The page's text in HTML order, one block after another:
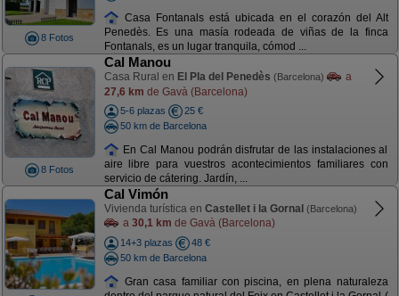
8 Fotos
Casa Fontanals está ubicada en el corazón del Alt
Penedès. Es una masía rodeada de viñas de la finca
Fontanals, es un lugar tranquila, cómod ...
8 Fotos
Cal Manou
Casa Rural en El Pla del Penedès (Barcelona)
a
27,6 km de Gavà (Barcelona)
5-6 plazas
25 €
50 km de Barcelona
En Cal Manou podrán disfrutar de las instalaciones al
aire libre para vuestros acontecimientos familiares con
servicio de cátering. Jardín, ...
Cal Vimón
Vivienda turística en Castellet i la Gornal (Barcelona)
a 30,1 km de Gavà (Barcelona)
14+3 plazas
48 €
50 km de Barcelona
Gran casa familiar con piscina, en plena naturaleza